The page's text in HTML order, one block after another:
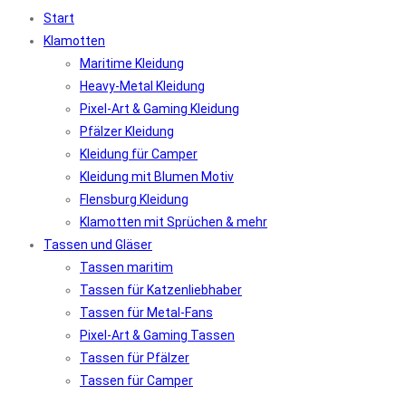
Start
Klamotten
Maritime Kleidung
Heavy-Metal Kleidung
Pixel-Art & Gaming Kleidung
Pfälzer Kleidung
Kleidung für Camper
Kleidung mit Blumen Motiv
Flensburg Kleidung
Klamotten mit Sprüchen & mehr
Tassen und Gläser
Tassen maritim
Tassen für Katzenliebhaber
Tassen für Metal-Fans
Pixel-Art & Gaming Tassen
Tassen für Pfälzer
Tassen für Camper